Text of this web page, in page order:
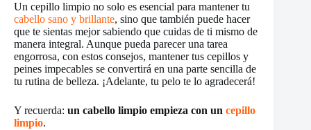
Un cepillo limpio no solo es esencial para mantener tu
cabello sano y brillante, sino que también puede hacer
que te sientas mejor sabiendo que cuidas de ti mismo de
manera integral. Aunque pueda parecer una tarea
engorrosa, con estos consejos, mantener tus cepillos y
peines impecables se convertirá en una parte sencilla de
tu rutina de belleza. ¡Adelante, tu pelo te lo agradecerá!
Y recuerda: un cabello limpio empieza con un cepillo
limpio.